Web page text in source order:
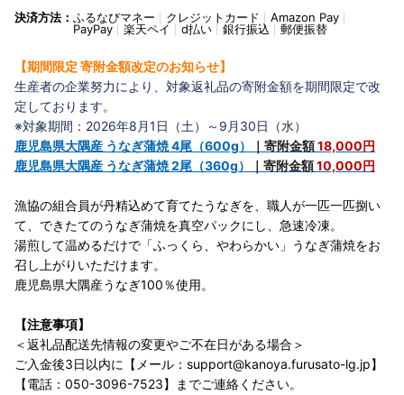
決済方法： ふるなびマネー クレジットカード
Amazon Pay
PayPay
楽天ペイ d払い 銀行振込 郵便振替
【期間限定 寄附金額改定のお知らせ】
生産者の企業努力により、対象返礼品の寄附金額を期間限定で改
定しております。
※対象期間：2026年8月1日（土）～9月30日（水）
鹿児島県大隅産 うなぎ蒲焼 4尾（600g）
｜寄附金額18,000円
鹿児島県大隅産 うなぎ蒲焼 2尾（360g）
｜寄附金額10,000円
漁協の組合員が丹精込めて育てたうなぎを、職人が一匹一匹捌い
て、できたてのうなぎ蒲焼を真空パックにし、急速冷凍。
湯煎して温めるだけで「ふっくら、やわらかい」うなぎ蒲焼をお
召し上がりいただけます。
鹿児島県大隅産うなぎ100％使用。
【注意事項】
＜返礼品配送先情報の変更やご不在日がある場合＞
ご入金後3日以内に【メール：support@kanoya.furusato-lg.jp】
【電話：050-3096-7523】までご連絡ください。